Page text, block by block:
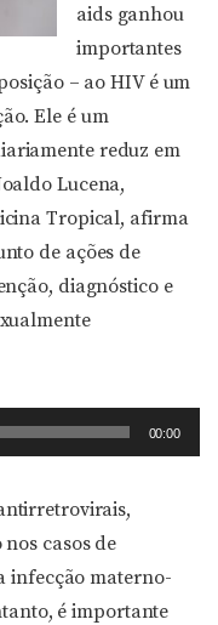
aids ganhou
importantes
– ao HIV é um
Ele é um
reduz em
Lucena,
Tropical, afirma
de ações de
diagnóstico e
00:00
casos de
infecção materno-
é importante